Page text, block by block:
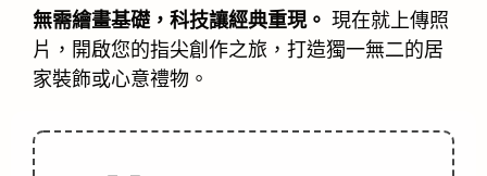
無需繪畫基礎，科技讓經典重現。 現在就上傳照
片，開啟您的指尖創作之旅，打造獨一無二的居
家裝飾或心意禮物。